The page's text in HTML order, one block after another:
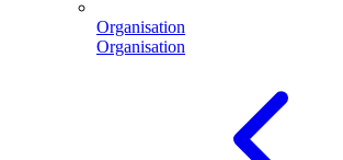
Organisation
Organisation